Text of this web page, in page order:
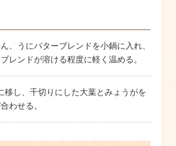
、うにバターブレンドを小鍋に入れ、
レンドが溶ける程度に軽く温める。
移し、千切りにした大葉とみょうがを
わせる。